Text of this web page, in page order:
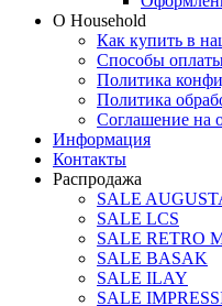
О Household
Как купить в
Способы
Политика
Политика
Соглашение на
Информация
Контакты
Распродажа
SALE
SALE LCS
SALE RETRO
SALE BASAK
SALE ILAY
SALE